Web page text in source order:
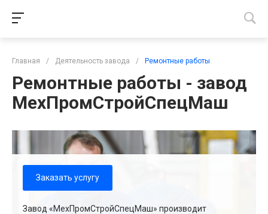
Главная / Деятельность завода / Ремонтные работы
Ремонтные работы - завод
МехПромСтройСпецМаш
Заказать услугу
Завод «МехПромСтройСпецМаш» производит